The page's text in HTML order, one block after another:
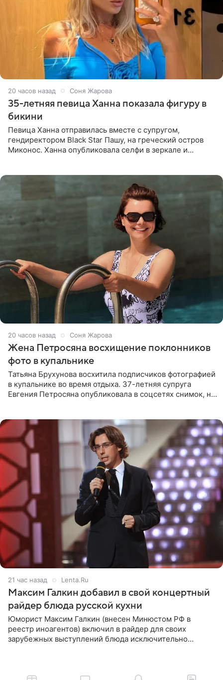
20 часов назад Соня Жарова
35-летняя певица Ханна показала фигуру в
бикини
Певица Ханна отправилась вместе с супругом,
гендиректором Black Star Пашу, на греческий остров
Миконос. Ханна опубликовала селфи в зеркале и
20 часов назад Соня Жарова
Жена Петросяна восхищение поклонников
фото в купальнике
Татьяна Брухунова восхитила подписчиков фотографией
в купальнике во время отдыха. 37-летняя супруга
Евгения Петросяна опубликовала в соцсетях снимок, на
21 час назад Lenta.Ru
Максим Галкин добавил в свой концертный
райдер блюда русской кухни
Юморист Максим Галкин (внесен Минюстом РФ в
реестр иноагентов) включил в райдер для своих
зарубежных выступлений блюда исключительно